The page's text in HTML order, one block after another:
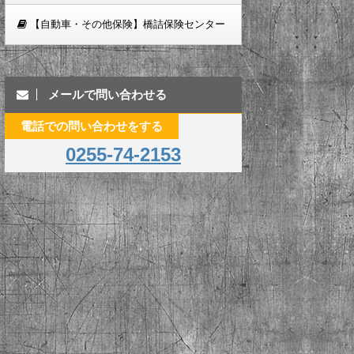
【自動車・その他保険】橋詰保険センター
メールで問い合わせる
電話での問い合わせをする
0255-74-2153